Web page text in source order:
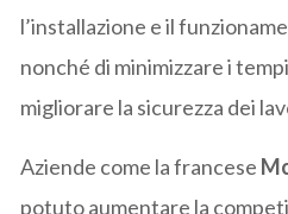
l’installazione e il
nonché di minimizzare i
migliorare la sicurezza dei
Aziende come la francese
potuto aumentare la